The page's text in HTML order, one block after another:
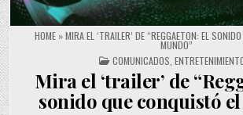
HOME »MIRA EL ‘TRAILER’ DE “REGGAETON: EL
MUNDO”
POSTED IN
COMUNICADOS
Mira el ‘trailer’ de
sonido que conquistó